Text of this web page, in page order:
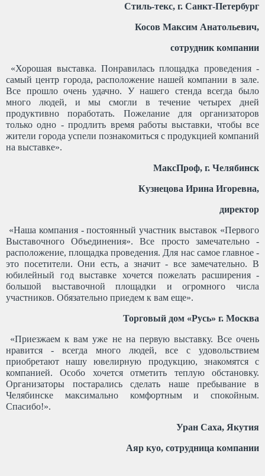
Стиль-текс, г. Санкт-Петербург
Косов Максим Анатольевич,
сотрудник компании
«Хорошая выставка. Понравилась площадка проведения -
самый центр города, расположение нашей компании в зале.
Все прошло очень удачно. У нашего стенда всегда было
много людей, и мы смогли в течение четырех дней
продуктивно поработать. Пожелание для организаторов
только одно - продлить время работы выставки, чтобы все
жители города успели познакомиться с продукцией компаний
на выставке».
МаксПроф, г. Челябинск
Кузнецова Ирина Игоревна,
директор
«Наша компания - постоянный участник выставок «Первого
Выставочного Объединения». Все просто замечательно -
расположение, площадка проведения. Для нас самое главное -
это посетители. Они есть, а значит - все замечательно. В
юбилейный год выставке хочется пожелать расширения -
большой выставочной площадки и огромного числа
участников. Обязательно приедем к вам еще».
Торговый дом «Русь» г. Москва
«Приезжаем к вам уже не на первую выставку. Все очень
нравится - всегда много людей, все с удовольствием
приобретают нашу ювелирную продукцию, знакомятся с
компанией. Особо хочется отметить теплую обстановку.
Организаторы постарались сделать наше пребывание в
Челябинске максимально комфортным и спокойным.
Спасибо!».
Уран Саха, Якутия
Аяр куо, сотрудница компании